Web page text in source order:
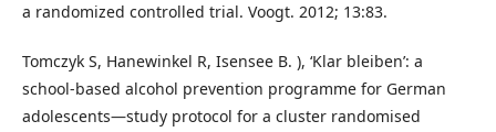
a randomized controlled trial. Voogt. 2012; 13:83.
Tomczyk S, Hanewinkel R, Isensee B. ), ‘Klar bleiben’: a
school-based alcohol prevention programme for German
adolescents—study protocol for a cluster randomised